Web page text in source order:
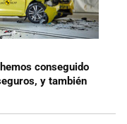
conseguido
y también